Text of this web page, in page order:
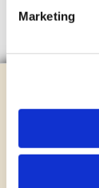
Marketing
0 52 04
Mail:
Newsletter